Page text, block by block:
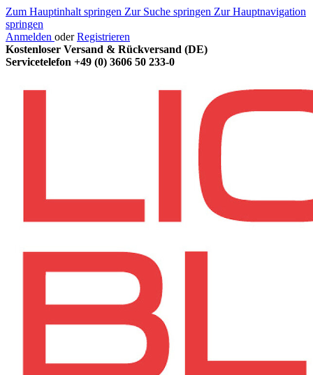
Zum Hauptinhalt springen Zur Suche springen Zur Hauptnavigation
springen
Anmelden oder Registrieren
Kostenloser Versand & Rückversand (DE)
Servicetelefon +49 (0) 3606 50 233-0